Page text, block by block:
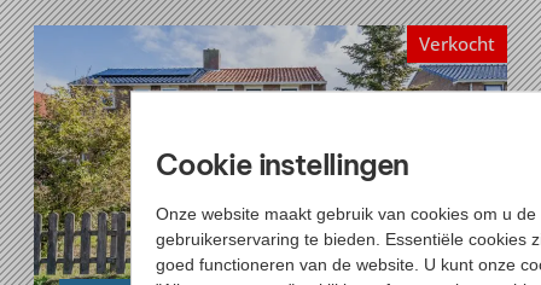
Verkocht
Cookie instellingen
Onze website maakt gebruik van cookies om u
gebruikerservaring te bieden. Essentiële cookies
goed functioneren van de website. U kunt onze